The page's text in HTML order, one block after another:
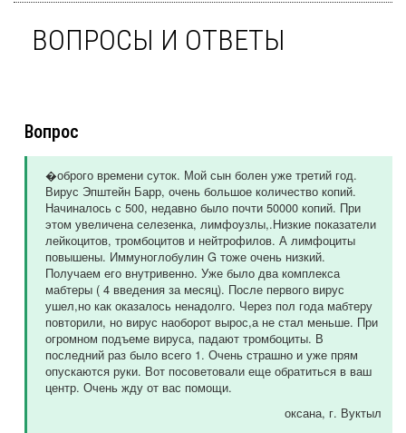
ВОПРОСЫ И ОТВЕТЫ
Вопрос
�оброго времени суток. Мой сын болен уже третий год.
Вирус Эпштейн Барр, очень большое количество копий.
Начиналось с 500, недавно было почти 50000 копий. При
этом увеличена селезенка, лимфоузлы,.Низкие показатели
лейкоцитов, тромбоцитов и нейтрофилов. А лимфоциты
повышены. Иммуноглобулин G тоже очень низкий.
Получаем его внутривенно. Уже было два комплекса
мабтеры ( 4 введения за месяц). После первого вирус
ушел,но как оказалось ненадолго. Через пол года мабтеру
повторили, но вирус наоборот вырос,а не стал меньше. При
огромном подъеме вируса, падают тромбоциты. В
последний раз было всего 1. Очень страшно и уже прям
опускаются руки. Вот посоветовали еще обратиться в ваш
центр. Очень жду от вас помощи.
оксана, г. Вуктыл